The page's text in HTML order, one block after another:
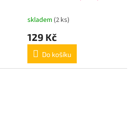
skladem (2 ks)
129 Kč
Do košíku